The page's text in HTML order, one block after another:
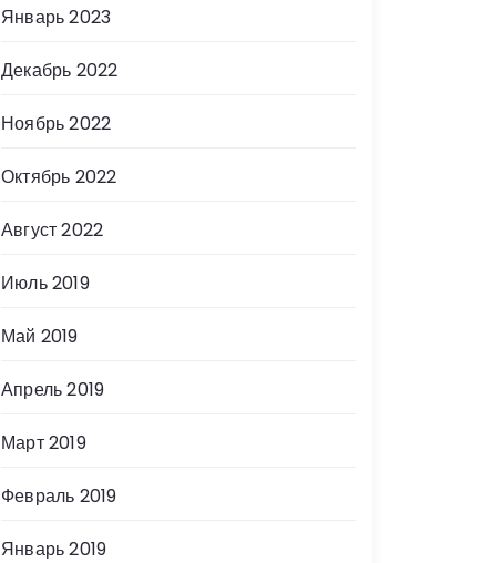
Январь 2023
Декабрь 2022
Ноябрь 2022
Октябрь 2022
Август 2022
Июль 2019
Май 2019
Апрель 2019
Март 2019
Февраль 2019
Январь 2019